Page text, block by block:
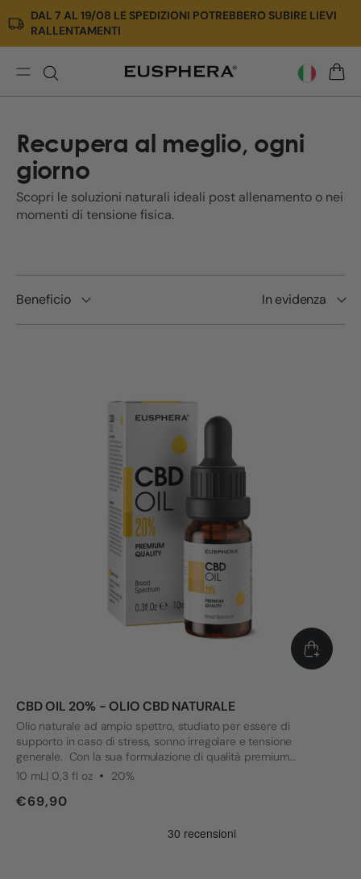
Vai
direttamente
ai
contenuti
DAL 7 AL 19/08 LE SPEDIZIONI POTREBBERO SUBIRE LIEVI
RALLENTAMENTI
Recupera al meglio, ogni
giorno
Scopri le soluzioni naturali ideali post allenamento o nei
momenti di tensione fisica.
Beneficio In evidenza
CBD OIL 20% - OLIO CBD NATURALE
Olio naturale ad ampio spettro, studiato per essere di
supporto in caso di stress, sonno irregolare e tensione
generale. Con la sua formulazione di qualità premium
verificata da test indipendenti, favorisce equilibrio e
10 mL| 0,3 fl oz 20%
€69,90